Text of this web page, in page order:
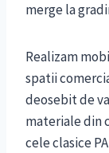
merge la
Realizam
spatii
deosebit de
materiale din
cele clasice